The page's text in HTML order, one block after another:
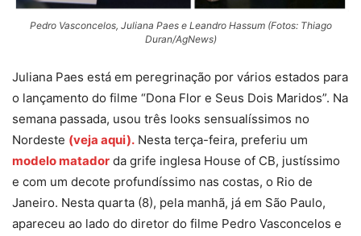
Pedro Vasconcelos, Juliana Paes e Leandro Hassum (Fotos: Thiago
Duran/AgNews)
Juliana Paes está em peregrinação por vários estados para
o lançamento do filme “Dona Flor e Seus Dois Maridos”. Na
semana passada, usou três looks sensualíssimos no
Nordeste (veja aqui). Nesta terça-feira, preferiu um
modelo matador da grife inglesa House of CB, justíssimo
e com um decote profundíssimo nas costas, o Rio de
Janeiro. Nesta quarta (8), pela manhã, já em São Paulo,
apareceu ao lado do diretor do filme Pedro Vasconcelos e